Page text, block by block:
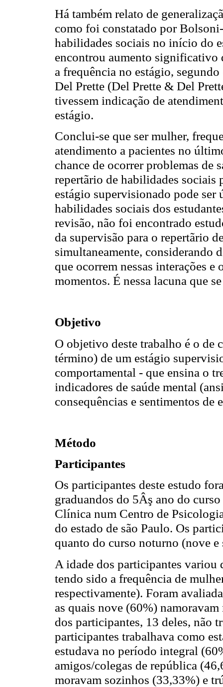
Há também relato de
como foi constatado por
habilidades sociais no início do
encontrou aumento significativo
a frequência no estágio,
Del Prette (Del Prette & Del
tivessem indicação de
estágio.
Conclui-se que ser mulher,
atendimento a pacientes no
chance de ocorrer problemas de
repertãrio de habilidades
estágio supervisionado pode ser
habilidades sociais dos
revisão, não foi encontrado
da supervisão para o repertãrio
simultaneamente, considerando
que ocorrem nessas interações
momentos. É nessa lacuna que
Objetivo
O objetivo deste trabalho é o de
término) de um estágio
comportamental - que ensina o
indicadores de saúde mental
consequências e sentimentos de
Método
Participantes
Os participantes deste estudo
graduandos do 5Âş ano do
Clínica num Centro de
do estado de são Paulo. Os
quanto do curso noturno (nove e
A idade dos participantes variou
tendo sido a frequência de
respectivamente). Foram
as quais nove (60%)
dos participantes, 13 deles, não
participantes trabalhava como
estudava no período integral
amigos/colegas de república
moravam sozinhos (33,33%) e